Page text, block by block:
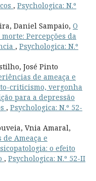
, Psychologica: N.º
Daniel Sampaio, O
Percepções da
, Psychologica: N.º
José Pinto
de ameaça e
criticismo, vergonha
para a depressão
, Psychologica: N.º 52-
Vnia Amaral,
Ameaça e
o efeito
, Psychologica: N.º 52-II